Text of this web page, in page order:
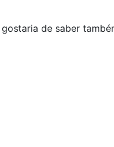
de saber